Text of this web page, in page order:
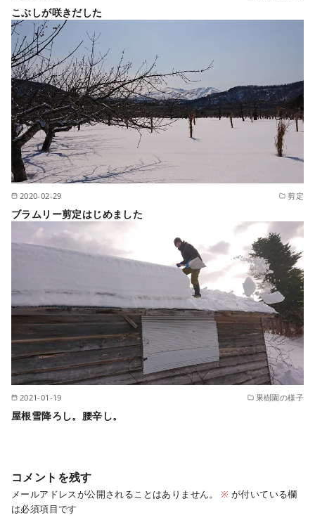
こぶしが咲きだした
2020-02-29 剪定
ブラムリー剪定はじめました
2021-01-19 果樹園の様子
屋根雪降ろし。腰辛し。
コメントを残す
メールアドレスが公開されることはありません。 ※ が付いている欄
は必須項目です